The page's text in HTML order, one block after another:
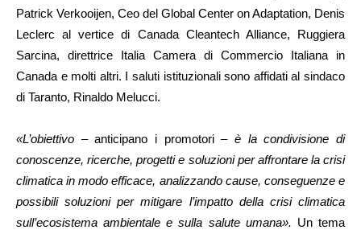
Patrick Verkooijen, Ceo del Global Center on Adaptation, Denis
Leclerc al vertice di Canada Cleantech Alliance, Ruggiera
Sarcina, direttrice Italia Camera di Commercio Italiana in
Canada e molti altri. I saluti istituzionali sono affidati al sindaco
di Taranto, Rinaldo Melucci.
«L’obiettivo –anticipano i promotori –è la condivisione di
conoscenze, ricerche, progetti e soluzioni per affrontare la crisi
climatica in modo efficace, analizzando cause, conseguenze e
possibili soluzioni per mitigare l’impatto della crisi climatica
sull’ecosistema ambientale e sulla salute umana». Un tema